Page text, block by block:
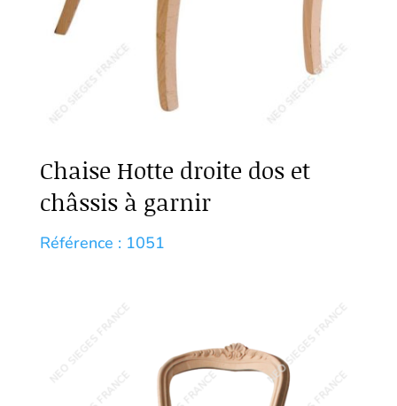
Chaise Hotte droite dos et
châssis à garnir
Référence : 1051